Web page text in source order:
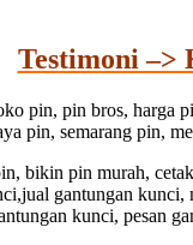
Testimoni
pin, pin bros, harga
pin, semarang pin,
pin murah,
gantungan
kunci, pesan